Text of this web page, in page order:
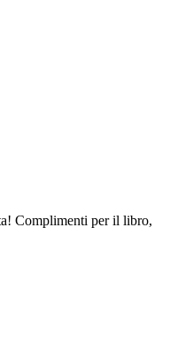
Complimenti per il libro,